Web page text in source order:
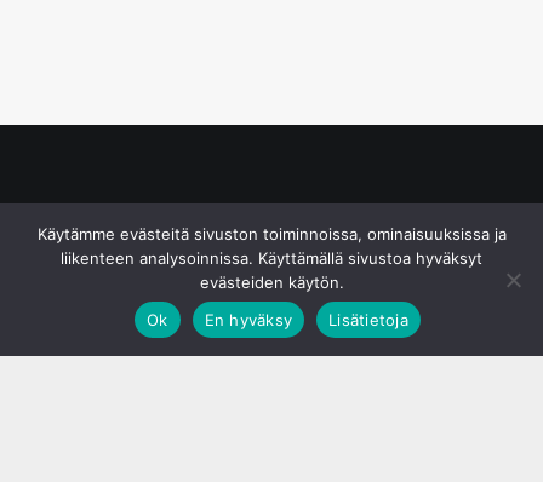
Käytämme evästeitä sivuston toiminnoissa, ominaisuuksissa ja
liikenteen analysoinnissa. Käyttämällä sivustoa hyväksyt
evästeiden käytön.
Ok
En hyväksy Lisätietoja